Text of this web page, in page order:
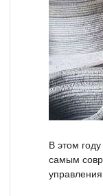
В этом
самым